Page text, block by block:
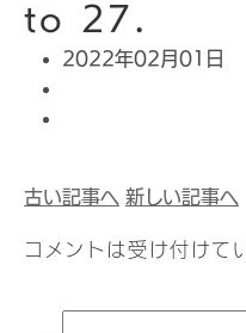
to 27.
2022年02月01日
古い記事へ 新しい記事へ
コメントは受け付けて